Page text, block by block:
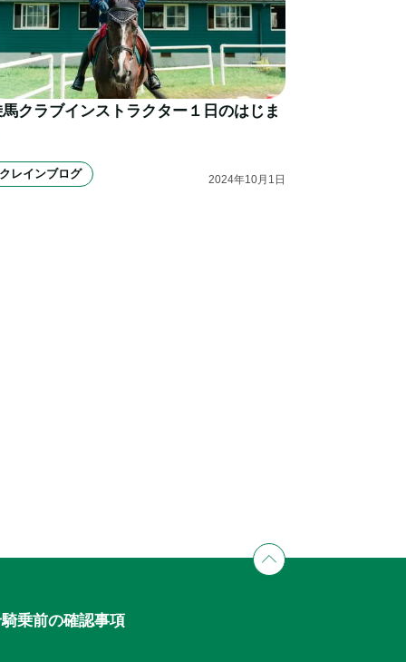
クラブインストラクター１日のはじま
クレインブログ 2024年10月 1 日
騎乗前の確認事項